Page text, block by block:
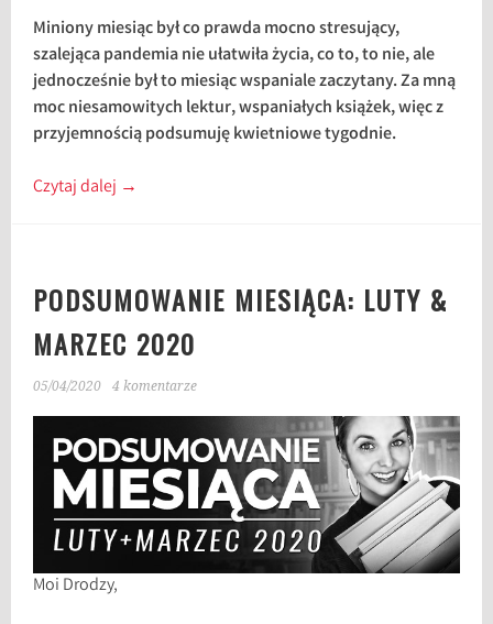
Miniony miesiąc był co prawda mocno stresujący,
szalejąca pandemia nie ułatwiła życia, co to, to nie, ale
jednocześnie był to miesiąc wspaniale zaczytany. Za mną
moc niesamowitych lektur, wspaniałych książek, więc z
przyjemnością podsumuję kwietniowe tygodnie.
Czytaj dalej →
PODSUMOWANIE MIESIĄCA: LUTY &
MARZEC 2020
05/04/2020 4 komentarze
Moi Drodzy,